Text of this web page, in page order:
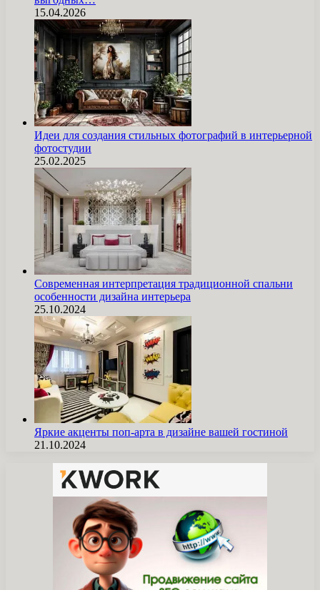
15.04.2026
Идеи для создания стильных фотографий в интерьерной
фотостудии
25.02.2025
Современная интерпретация традиционной спальни
особенности дизайна интерьера
25.10.2024
Яркие акценты поп-арта в дизайне вашей гостиной
21.10.2024